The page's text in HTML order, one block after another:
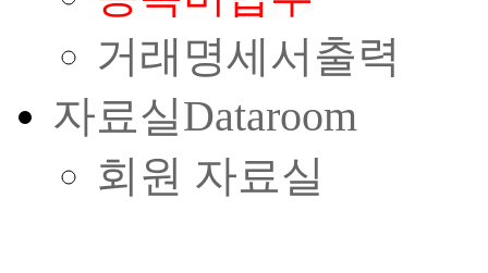
거래명세서출력
자료실Dataroom
회원 자료실